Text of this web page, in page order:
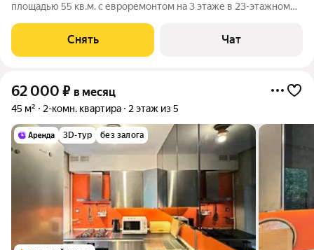
площадью 55 кв.м. с евроремонтом на 3 этаже в 23-этажном
Духовой шкаф Стиральная машина Холодильник
Посудомоечная машина
Снять Чат
62 000 ₽ в месяц
45 м² 2-комн. квартира 2 этаж из 5
3D-тур без залога